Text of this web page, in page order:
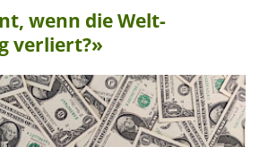
wenn die Welt-
verliert?»